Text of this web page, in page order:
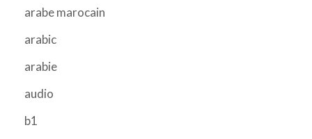
arabe marocain
arabic
arabie
audio
b1